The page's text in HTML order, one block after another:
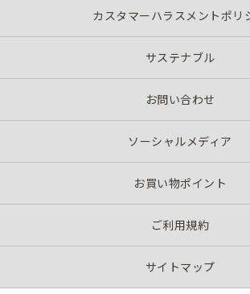
カスタマーハラスメントポリ
サステナブル
お問い合わせ
ソーシャルメディア
お買い物ポイント
ご利用規約
サイトマップ